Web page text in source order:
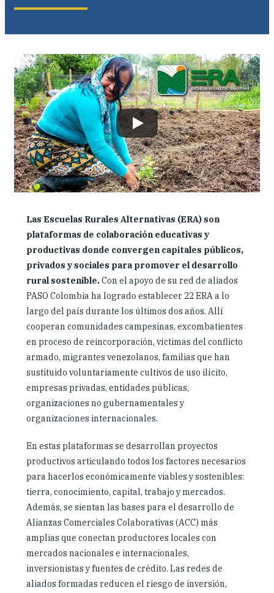
Investigación y reportes
Noticias y eventos
Las Escuelas Rurales Alternativas (ERA) son
plataformas de colaboración educativas y
productivas donde convergen capitales públicos,
privados y sociales para promover el desarrollo
rural sostenible.Con el apoyo de su red de aliados
PASO Colombia ha logrado establecer 22 ERA a lo
largo del país durante los últimos dos años. Allí
cooperan comunidades campesinas, excombatientes
en proceso de reincorporación, víctimas del conflicto
armado, migrantes venezolanos, familias que han
sustituido voluntariamente cultivos de uso ilícito,
empresas privadas, entidades públicas,
organizaciones no gubernamentales y
organizaciones internacionales.
En estas plataformas se desarrollan proyectos
productivos articulando todos los factores necesarios
para hacerlos económicamente viables y sostenibles:
tierra, conocimiento, capital, trabajo y mercados.
Además, se sientan las bases para el desarrollo de
Alianzas Comerciales Colaborativas (ACC) más
amplias que conectan productores locales con
mercados nacionales e internacionales,
inversionistas y fuentes de crédito. Las redes de
aliados formadas reducen el riesgo de inversión,